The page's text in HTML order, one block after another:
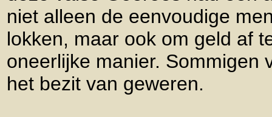
niet alleen de eenvoudige
lokken, maar ook om geld af
oneerlijke manier. Sommigen
het bezit van geweren.